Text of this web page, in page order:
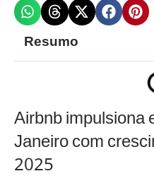
Resumo
Airbnb impulsiona
Janeiro com
2025